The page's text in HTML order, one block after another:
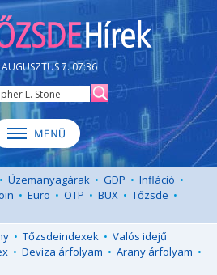
7. 07:36
• Üzemanyagárak • GDP • Infláció •
• Euro • OTP • BUX • Tőzsde •
• Tőzsdeindexek • Valós idejű
• Deviza árfolyam • Arany árfolyam •